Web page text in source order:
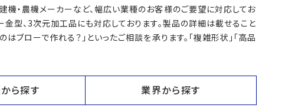
・農機メーカーなど、幅広い業種のお客様のご要望に対応してお
型、3次元加工品にも対応しております。製品の詳細は載せること
ブローで作れる？」といったご相談を承ります。「複雑形状」「高品
ら探す 業界から探す